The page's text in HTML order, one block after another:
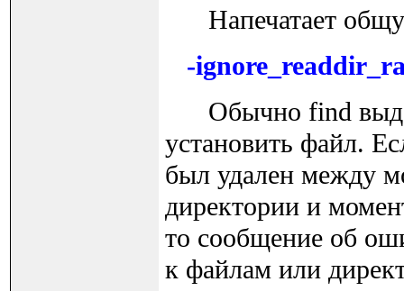
Напечатает
-
Обычно find
установить файл.
был удален между
директории и
то сообщение об
к файлам или